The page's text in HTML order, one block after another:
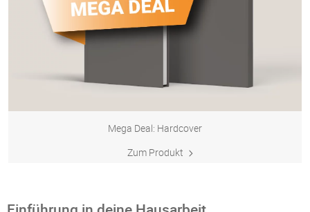
Mega Deal: Hardcover
Zum Produkt